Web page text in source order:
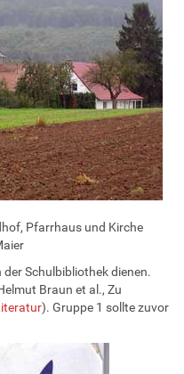
Pfarrhaus und Kirche
Schulbibliothek dienen.
Braun et al., Zu
). Gruppe 1 sollte zuvor